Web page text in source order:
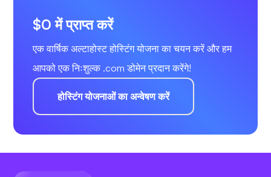
$0 में प्राप्त करें
एक वार्षिक अल्टाहोस्ट होस्टिंग योजना का चयन करें और हम
आपको एक निःशुल्क .com डोमेन प्रदान करेंगे!
होस्टिंग योजनाओं का अन्वेषण करें